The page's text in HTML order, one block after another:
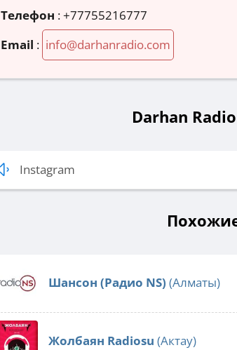
Телефон :+77755216777
Email : info@darhanradio.com
Darhan
Instagram
Шансон (Радио NS) (Алматы)
Жолбаян Radiosu (Актау)